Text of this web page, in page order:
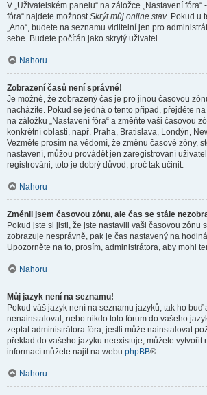
V „Uživatelském panelu“ na záložce „Nastavení fóra“
fóra“ najdete možnostSkrýt můj online stav. Pokud u
„Ano“, budete na seznamu viditelní jen pro
sebe. Budete počítán jako skrytý uživatel.
Nahoru
Zobrazení časů není správné!
Je možné, že zobrazený čas je pro jinou časovou
nacházíte. Pokud se jedná o tento případ, přejděte na
na záložku „Nastavení fóra“ a změňte vaši časovou
konkrétní oblasti, např. Praha, Bratislava, Londýn,
Vezměte prosím na vědomí, že změnu časové zóny,
nastavení, můžou provádět jen zaregistrovaní
registrováni, toto je dobrý důvod, proč tak učinit.
Nahoru
Změnil jsem časovou zónu, ale čas se stále
Pokud jste si jisti, že jste nastavili vaši časovou zónu
zobrazuje nesprávně, pak je čas nastavený na
Upozorněte na to, prosím, administrátora, aby mohl
Nahoru
Můj jazyk není na seznamu!
Pokud váš jazyk není na seznamu jazyků, tak ho buď
nenainstaloval, nebo nikdo toto fórum do vašeho
zeptat administrátora fóra, jestli může nainstalovat
překlad do vašeho jazyku neexistuje, můžete vytvořit
informací můžete najít na webu phpBB®.
Nahoru